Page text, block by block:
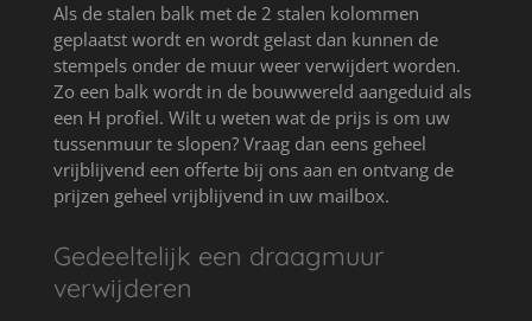
Als de stalen balk met de 2 stalen kolommen
geplaatst wordt en wordt gelast dan kunnen de
stempels onder de muur weer verwijdert worden.
Zo een balk wordt in de bouwwereld aangeduid als
een H profiel. Wilt u weten wat de prijs is om uw
tussenmuur te slopen? Vraag dan eens geheel
vrijblijvend een offerte bij ons aan en ontvang de
prijzen geheel vrijblijvend in uw mailbox.
Gedeeltelijk een draagmuur
verwijderen